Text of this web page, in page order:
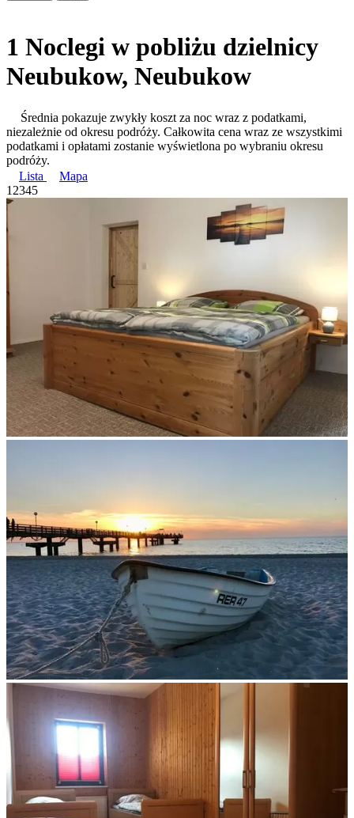
1 Noclegi w pobliżu dzielnicy
Neubukow, Neubukow
Średnia pokazuje zwykły koszt za noc wraz z podatkami,
niezależnie od okresu podróży. Całkowita cena wraz ze wszystkimi
podatkami i opłatami zostanie wyświetlona po wybraniu okresu
podróży.
Lista
Mapa
1 2345